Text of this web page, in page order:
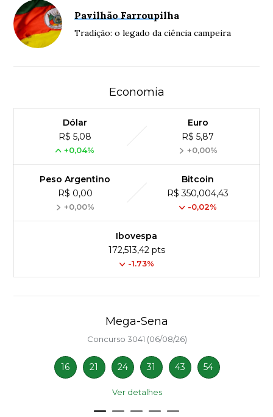
Pavilhão Farroupilha
Tradição: o legado da ciência campeira
Economia
Dólar
R$ 5,08
+0,04%
Euro
R$ 5,87
+0,00%
Peso Argentino
R$ 0,00
+0,00%
Bitcoin
R$ 350,004,43
-0,02%
Ibovespa
172,513,42 pts
-1.73%
Mega-Sena
Concurso 3041 (06/08/26)
16 21 24 31 43 54
Ver detalhes